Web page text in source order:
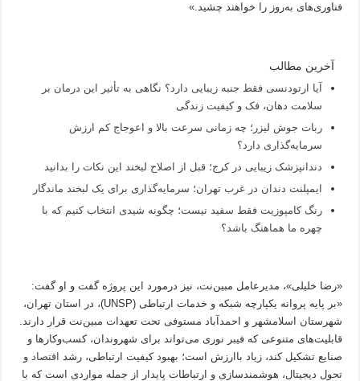
فناوری‌های به‌روز را خواهند چشید.»
آخرین مطالب
آیا ارتودنسی فقط جنبه زیبایی دارد؟ نگاهی به تأثیر این درمان بر
سلامت دهان، فک و کیفیت زندگی
ربات جوش لیزر؛ چه زمانی سرعت بالا و اعوجاج کم ارزش
سرمایه‌گذاری دارد؟
دندانپزشک زیبایی در کرج؛ قبل از اصلاح لبخند این نکات را بدانید
ایمپلنت دندان در غرب تهران؛ سرمایه‌گذاری برای یک لبخند ماندگار
رنگ کامپوزیت فقط سفید نیست؛ چگونه شیدی انتخاب کنیم که با
چهره ما هماهنگ باشد؟
«رضا خلیلی»، مدیرعامل مبین‌نت، نیز درمورد این پروژه گفت و او گفت:
«بر پایه پروانه یکپارچه شبکه و خدمات ارتباطی (UNSP)، در استان تهران،
شهرستان‌ اسلامشهر و احمدآباد مستوفی تحت تعهدات مبین‌نت قرار دارند.
قابلیت‌های متنوعی که فیبر نوری می‌تواند برای شهروندان، کسب‌وکار‌ها و
صنایع تشکیل کند، زیاد باارزش است؛ بهبود کیفیت ارتباطی، رشد اقتصاد و
تحول دیجیتال، هوشمندسازی و ارتباطات پایدار از جمله مواردی است که با